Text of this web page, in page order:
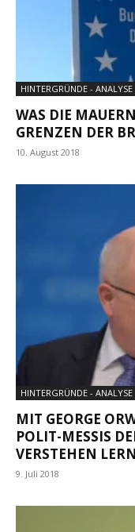
HINTERGRÜNDE -
WAS DIE
GRENZEN DER
10. August 2018
HINTERGRÜNDE -
MIT GEORGE
POLIT-MESSIS
VERSTEHEN
9. Juli 2018